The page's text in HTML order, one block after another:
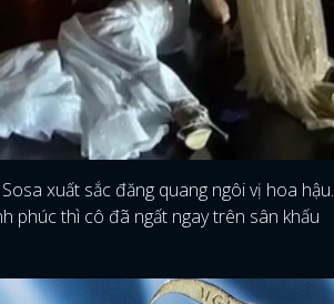
xuất sắc đăng quang ngôi vị hoa hậu.
phúc thì cô đã ngất ngay trên sân khấu